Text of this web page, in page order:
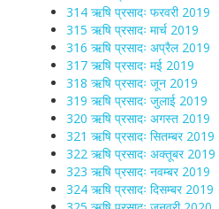
314 ऋषि प्रसादः फरवरी 2019
315 ऋषि प्रसादः मार्च 2019
316 ऋषि प्रसादः अप्रैल 2019
317 ऋषि प्रसादः मई 2019
318 ऋषि प्रसादः जून 2019
319 ऋषि प्रसादः जुलाई 2019
320 ऋषि प्रसादः अगस्त 2019
321 ऋषि प्रसादः सितम्बर 2019
322 ऋषि प्रसादः अक्तूबर 2019
323 ऋषि प्रसादः नवम्बर 2019
324 ऋषि प्रसादः दिसम्बर 2019